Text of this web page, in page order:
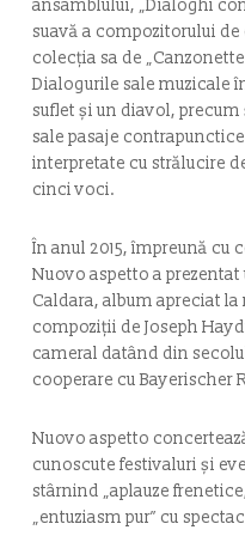
ansamblului, „Dialoghi
suavă a compozitorului
colecția sa de
Dialogurile sale muzicale
suflet și un diavol,
sale pasaje
interpretate cu strălucire
cinci voci.
În anul 2015, împreună cu
Nuovo aspetto a
Caldara, album apreciat
compoziții de Joseph
cameral datând din
cooperare cu Bayerischer
Nuovo aspetto
cunoscute festivaluri și
stârnind „aplauze
„entuziasm pur” cu